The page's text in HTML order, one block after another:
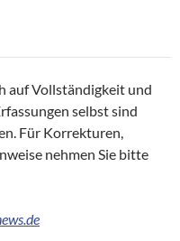
auf Vollständigkeit und
selbst sind
Für Korrekturen,
nehmen Sie bitte